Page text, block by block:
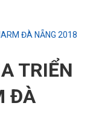
ĐÀ NẴNG 2018
TRIỂN
ĐÀ